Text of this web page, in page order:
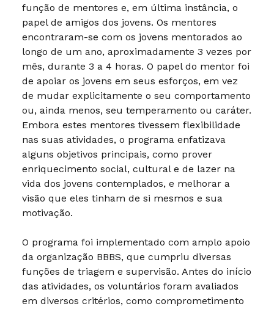
função de mentores e, em última instância, o
papel de amigos dos jovens. Os mentores
encontraram-se com os jovens mentorados ao
longo de um ano, aproximadamente 3 vezes por
mês, durante 3 a 4 horas. O papel do mentor foi
de apoiar os jovens em seus esforços, em vez
de mudar explicitamente o seu comportamento
ou, ainda menos, seu temperamento ou caráter.
Embora estes mentores tivessem flexibilidade
nas suas atividades, o programa enfatizava
alguns objetivos principais, como prover
enriquecimento social, cultural e de lazer na
vida dos jovens contemplados, e melhorar a
visão que eles tinham de si mesmos e sua
motivação.
O programa foi implementado com amplo apoio
da organização BBBS, que cumpriu diversas
funções de triagem e supervisão. Antes do início
das atividades, os voluntários foram avaliados
em diversos critérios, como comprometimento